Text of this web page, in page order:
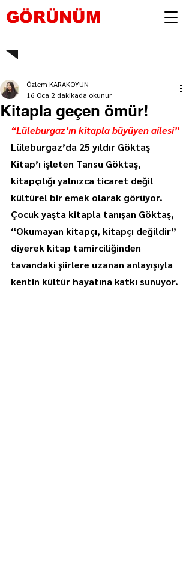
GÖRÜNÜM
Kitapla geçen ömür!
Özlem KARAKOYUN
16 Oca 2 dakikada okunur
“Lüleburgaz’ın kitapla büyüyen ailesi”
Lüleburgaz’da 25 yıldır Göktaş
Kitap’ı işleten Tansu Göktaş,
kitapçılığı yalnızca ticaret değil
kültürel bir emek olarak görüyor.
Çocuk yaşta kitapla tanışan Göktaş,
“Okumayan kitapçı, kitapçı değildir”
diyerek kitap tamirciliğinden
tavandaki şiirlere uzanan anlayışıyla
kentin kültür hayatına katkı sunuyor.